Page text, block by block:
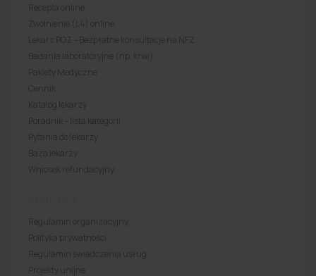
Recepta online
Zwolnienie (L4) online
Lekarz POZ – Bezpłatne konsultacje na NFZ
Badania laboratoryjne (np. krwi)
Pakiety Medyczne
Cennik
Katalog lekarzy
Poradnik – lista kategorii
Pytania do lekarzy
Baza lekarzy
Wniosek refundacyjny
Regulamin organizacyjny
Polityka prywatności
Regulamin świadczenia usług
Projekty unijne